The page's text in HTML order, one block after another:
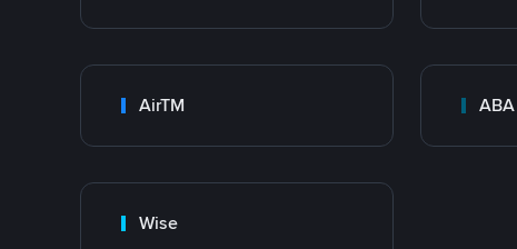
AirTM ABA
Wise